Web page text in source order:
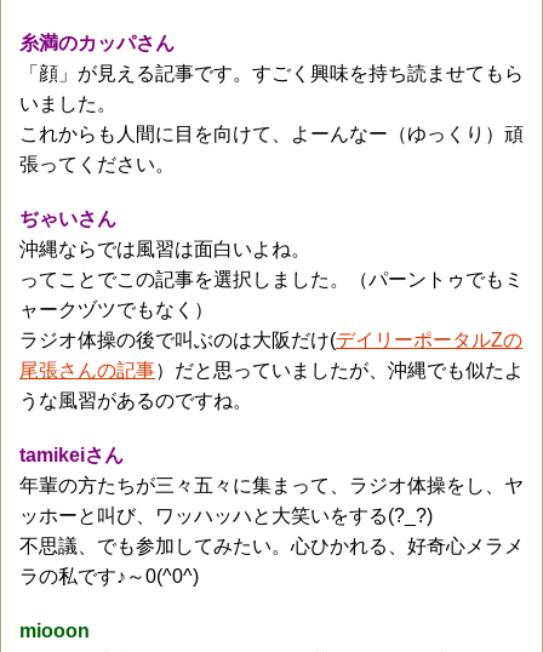
糸満のカッパさん
「顔」が見える記事です。すごく興味を持ち読ませてもら
いました。
これからも人間に目を向けて、よーんなー（ゆっくり）頑
張ってください。
ぢゃいさん
沖縄ならでは風習は面白いよね。
ってことでこの記事を選択しました。（パーントゥでもミ
ャークヅツでもなく）
ラジオ体操の後で叫ぶのは大阪だけ(デイリーポータルZの
尾張さんの記事）だと思っていましたが、沖縄でも似たよ
うな風習があるのですね。
tamikeiさん
年輩の方たちが三々五々に集まって、ラジオ体操をし、ヤ
ッホーと叫び、ワッハッハと大笑いをする(?_?)
不思議、でも参加してみたい。心ひかれる、好奇心メラメ
ラの私です♪～0(^0^)
miooon